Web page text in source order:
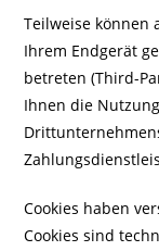
Teilweise können
Ihrem Endgerät
betreten (Third-
Ihnen die
Cookies haben
Cookies sind